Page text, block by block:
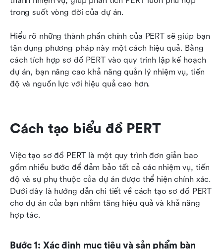
trong suốt vòng đời của dự án.
Hiểu rõ những thành phần chính của PERT sẽ giúp bạn
tận dụng phương pháp này một cách hiệu quả. Bằng
cách tích hợp sơ đồ PERT vào quy trình lập kế hoạch
dự án, bạn nâng cao khả năng quản lý nhiệm vụ, tiến
độ và nguồn lực với hiệu quả cao hơn.
Cách tạo biểu đồ PERT
Việc tạo sơ đồ PERT là một quy trình đơn giản bao
gồm nhiều bước để đảm bảo tất cả các nhiệm vụ, tiến
độ và sự phụ thuộc của dự án được thể hiện chính xác.
Dưới đây là hướng dẫn chi tiết về cách tạo sơ đồ PERT
cho dự án của bạn nhằm tăng hiệu quả và khả năng
hợp tác.
Bước 1: Xác định mục tiêu và sản phẩm bàn